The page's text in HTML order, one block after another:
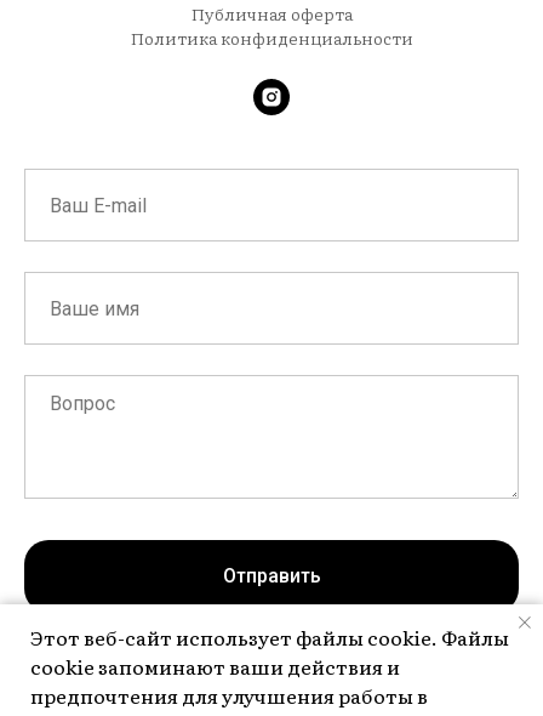
Публичная оферта
Политика конфиденциальности
Отправить
Нажимая на кнопку, вы даете согласие на обработку персональных
данных и соглашаетесь cполитикой конфиденциальности
Этот веб-сайт использует файлы cookie. Файлы
cookie запоминают ваши действия и
предпочтения для улучшения работы в